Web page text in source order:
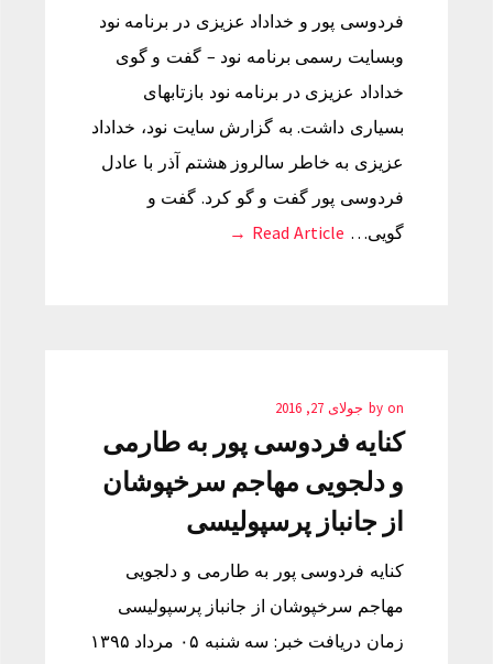
فردوسی پور و خداداد عزیزی در برنامه نود
وبسایت رسمی برنامه نود – گفت و گوی
خداداد عزیزی در برنامه نود بازتابهای
بسیاری داشت. به گزارش سایت نود، خداداد
عزیزی به خاطر سالروز هشتم آذر با عادل
فردوسی پور گفت و گو کرد. گفت و
گویی… Read Article →
by on جولای 27, 2016
کنایه فردوسی پور به طارمی
و دلجویی مهاجم سرخپوشان
از جانباز پرسپولیسی
کنایه فردوسی پور به طارمی و دلجویی
مهاجم سرخپوشان از جانباز پرسپولیسی
زمان دریافت خبر: سه شنبه ۰۵ مرداد ۱۳۹۵